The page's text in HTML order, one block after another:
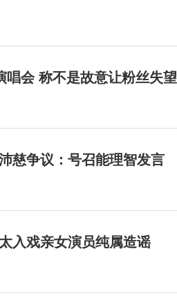
唱会 称不是故意让粉丝失望
慈争议：号召能理智发言
入戏亲女演员纯属造谣